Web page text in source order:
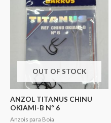
OUT OF STOCK
ANZOL TITANUS CHINU
OKIAMI-B Nº 6
Anzois para Boia